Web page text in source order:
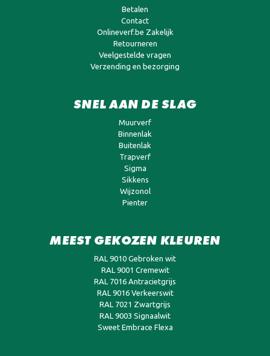
Betalen
Contact
Onlineverf.be Zakelijk
Retourneren
Veelgestelde vragen
Verzending en bezorging
SNEL AAN DE SLAG
Muurverf
Binnenlak
Buitenlak
Trapverf
Sigma
Sikkens
Wijzonol
Pienter
MEEST GEKOZEN KLEUREN
RAL 9010 Gebroken wit
RAL 9001 Cremewit
RAL 7016 Antracietgrijs
RAL 9016 Verkeerswit
RAL 7021 Zwartgrijs
RAL 9003 Signaalwit
Sweet Embrace Flexa